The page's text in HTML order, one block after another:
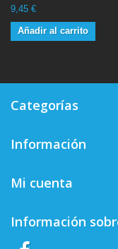
9,45 €
Añadir al carrito
Categorías
Información
Mi cuenta
Información